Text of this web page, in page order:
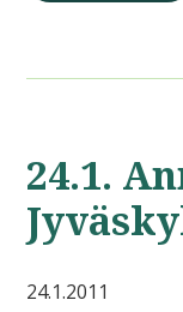
24.1.
24.1.2011